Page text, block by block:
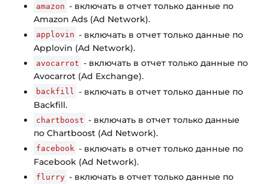
amazon - включать в отчет только данные по
Amazon Ads (Ad Network).
applovin - включать в отчет только данные по
Applovin (Ad Network).
avocarrot - включать в отчет только данные по
Avocarrot (Ad Exchange).
backfill - включать в отчет только данные по
Backfill.
chartboost - включать в отчет только данные
по Chartboost (Ad Network).
facebook - включать в отчет только данные по
Facebook (Ad Network).
flurry - включать в отчет только данные по